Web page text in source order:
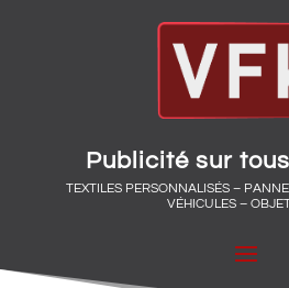
Publicité sur
TEXTILES PERSONNALISÉS –
VÉHICULES –